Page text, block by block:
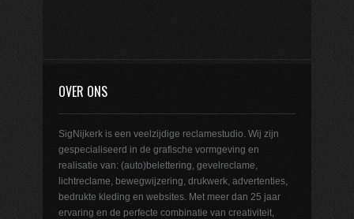
OVER ONS
SigNijkerk is een veelzijdige reclamestudio. Wij zijn
gespecialiseerd in de grafische vormgeving en
realisatie van: (auto)belettering, gevelreclame,
lichtreclame, bewegwijzering, drukwerk, advertenties,
bedrukte kleding en websites. Met meer dan 25 jaar
ervaring en de perfecte combinatie van creativiteit,